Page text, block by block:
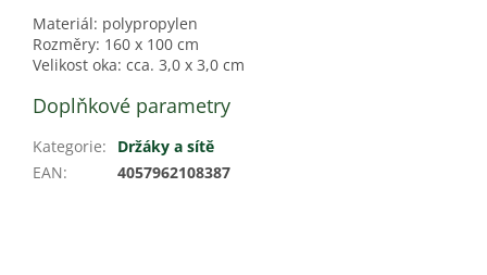
Materiál: polypropylen
Rozměry: 160 x 100 cm
Velikost oka: cca. 3,0 x 3,0 cm
Doplňkové parametry
Kategorie:
Držáky a sítě
EAN: 4057962108387